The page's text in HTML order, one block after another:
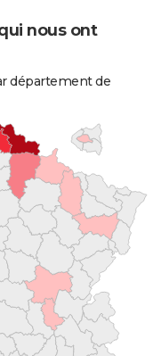
nous ont
département de